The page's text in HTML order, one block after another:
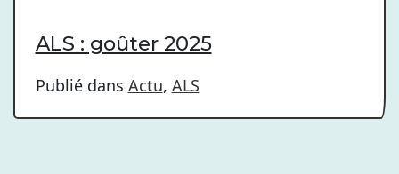
ALS : goûter 2025
Publié dans Actu, ALS